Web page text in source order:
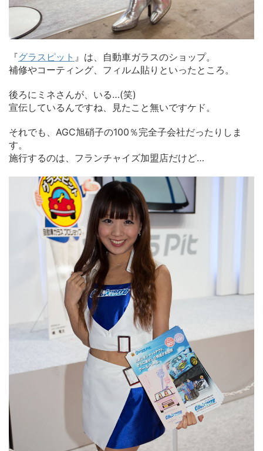
『グラスピット 』は、自動車ガラスのショップ。
補修やコーティング、フィルム貼りといったところ。
後ろにミネさんが、いる…(笑)
宣伝しているんですね、見たこと無いですケド。
それでも、AGC旭硝子の100％完全子会社だったりしま
す。
施行するのは、フランチャイズ加盟店だけど…